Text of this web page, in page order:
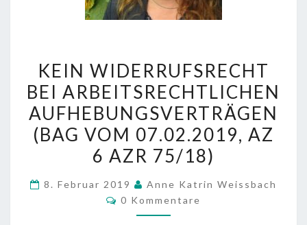
WIDERRUFSRECHT
BEI
ARBEITSRECHTLICHEN
AUFHEBUNGSVERTRÄGEN
(BAG
VOM
07.02.2019,
AZ
KEIN WIDERRUFSRECHT
BEI ARBEITSRECHTLICHEN
AUFHEBUNGSVERTRÄGEN
(BAG VOM 07.02.2019, AZ
6 AZR 75/18)
8. Februar 2019
Anne Katrin Weissbach
Kommentare
0 Kommentare